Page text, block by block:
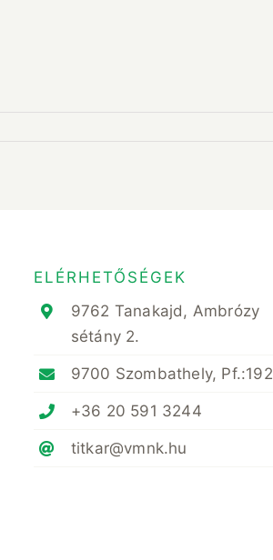
ELÉRHETŐSÉGEK
9762 Tanakajd, Ambrózy
sétány 2.
9700 Szombathely, Pf.:192
+36 20 591 3244
titkar@vmnk.hu